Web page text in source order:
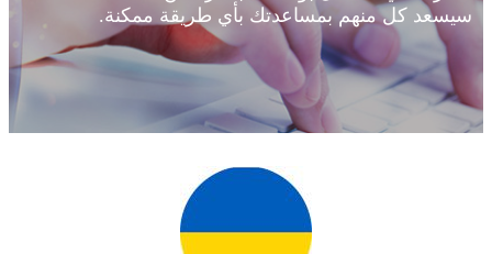
سيسعد كل منهم بمساعدتك بأي طريقة ممكنة.